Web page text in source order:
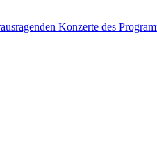
Konzerte des